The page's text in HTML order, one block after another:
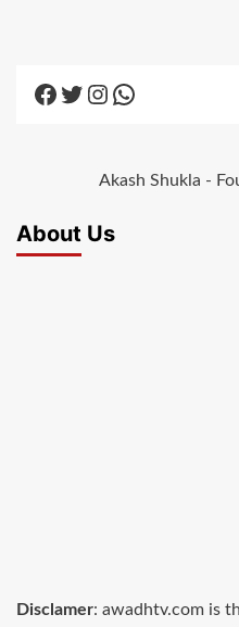
Facebook
Twitter
Instagram
WhatsApp
Akash Shukla -
About Us
Disclamer: awadhtv.com is